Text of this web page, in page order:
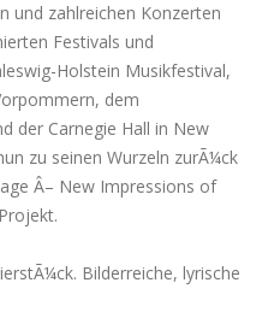
und zahlreichen Konzerten
Festivals und
Holstein Musikfestival,
dem
der Carnegie Hall in New
zu seinen Wurzeln zurÃ¼ck
Â– New Impressions of
Bilderreiche, lyrische